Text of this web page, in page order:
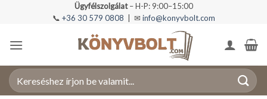
Ügyfélszolgálat– H-P: 9:00–15:00
📞 +36 30 579 0808 | ✉ info@konyvbolt.com
Keresés
a